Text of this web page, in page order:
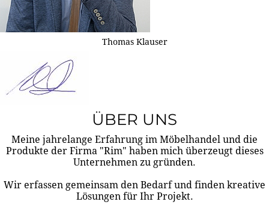
Thomas Klauser
ÜBER UNS
Meine jahrelange Erfahrung im Möbelhandel und die
Produkte der Firma "Rim" haben mich überzeugt dieses
Unternehmen zu gründen.
Wir erfassen gemeinsam den Bedarf und finden kreative
Lösungen für Ihr Projekt.